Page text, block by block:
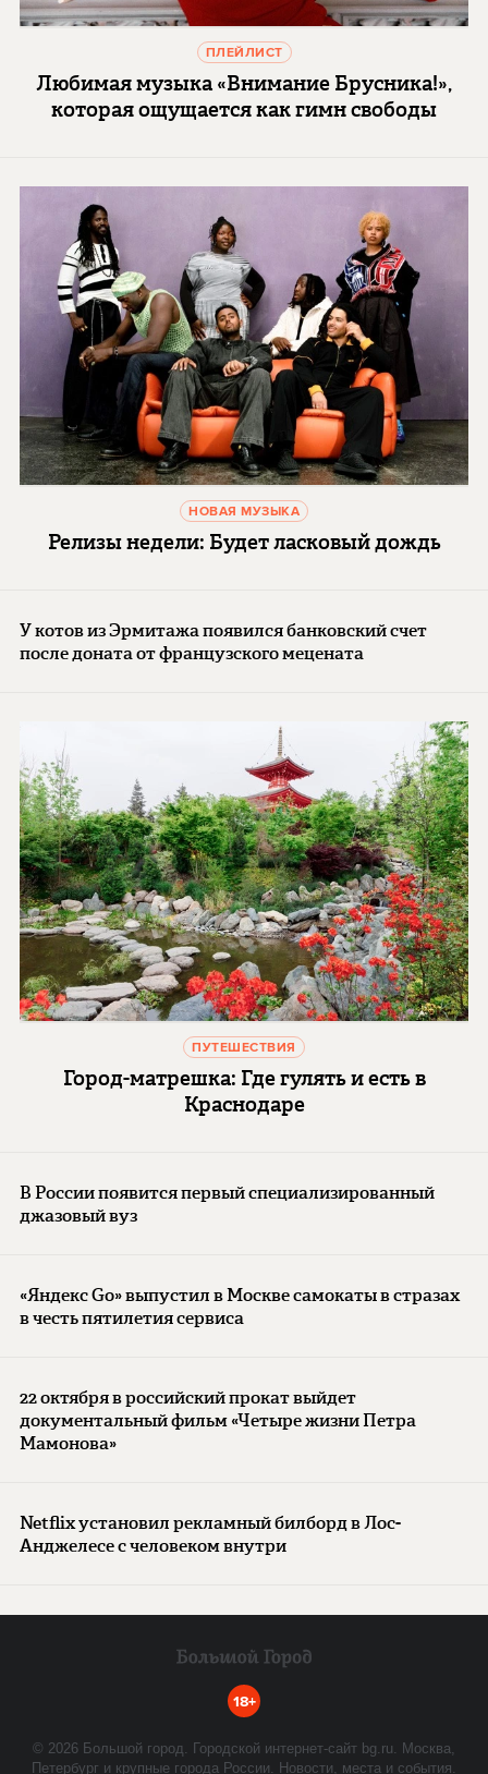
ПЛЕЙЛИСТ
Любимая музыка «Внимание Брусника!»,
которая ощущается как гимн свободы
НОВАЯ МУЗЫКА
Релизы недели: Будет ласковый дождь
У котов из Эрмитажа появился банковский счет
после доната от французского мецената
ПУТЕШЕСТВИЯ
Город-матрешка: Где гулять и есть в
Краснодаре
В России появится первый специализированный
джазовый вуз
«Яндекс Go» выпустил в Москве самокаты в стразах
в честь пятилетия сервиса
22 октября в российский прокат выйдет
документальный фильм «Четыре жизни Петра
Мамонова»
Netflix установил рекламный билборд в Лос-
Анджелесе с человеком внутри
18+
© 2026 Большой город. Городской интернет-сайт bg.ru. Москва,
Петербург и крупные города России. Новости, места и события.